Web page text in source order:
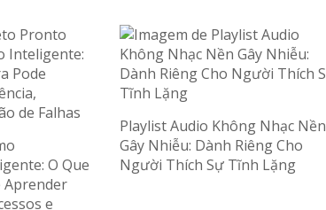
O Que
Aprender
e
Playlist Audio Không Nhạc Nền
Gây Nhiễu: Dành Riêng Cho
Người Thích Sự Tĩnh Lặng